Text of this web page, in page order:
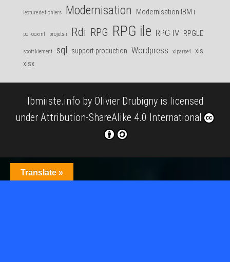
lecture de fichiers Modernisation Modernisation IBM i
poi-ooxml projets-i Rdi RPG RPG ile RPG IV RPGLE
scott klement sql support production Wordpress xlparse4
xls
xlsx
Ibmiiste.info by Olivier Drubignyis licensed
under Attribution-ShareAlike 4.0 International
Translate »